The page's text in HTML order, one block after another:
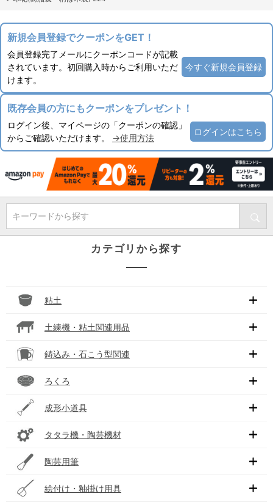
新規会員登録でクーポンをGET！
会員登録完了メールにクーポンコードが記載
されています。初回購入時からご利用いただ
けます。
今すぐ新規会員登録
既存会員の方にもクーポンをプレゼント！
ログイン後、マイページの「クーポンの確認」
からご確認いただけます。 →使用方法
ログインはこちら
キーワードから探す
カテゴリから探す
粘土
土練機・粘土関連用品
鋳込み・石こう型関連
ろくろ
成形小道具
タタラ機・陶芸機材
陶芸用筆
絵付け・釉掛け用具